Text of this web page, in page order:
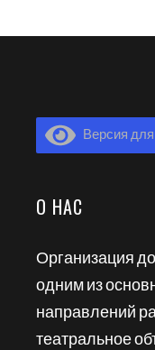
Версия для
О НАС
Организация
одним из
направлений
театральное